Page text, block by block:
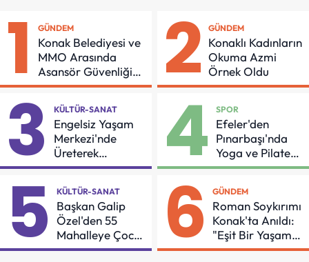
1 GÜNDEM
Konak Belediyesi ve
MMO Arasında
Asansör Güvenliği
İçin Önemli Protokol
2 GÜNDEM
Konaklı Kadınların
Okuma Azmi
Örnek Oldu
3 KÜLTÜR-SANAT
Engelsiz Yaşam
Merkezi'nde
Üreterek
Güçleniyorlar
4 SPOR
Efeler'den
Pınarbaşı'nda
Yoga ve Pilates
Buluşması
5 KÜLTÜR-SANAT
Başkan Galip
Özel'den 55
Mahalleye Çocuk
Şenliği
6 GÜNDEM
Roman Soykırımı
Konak'ta Anıldı:
"Eşit Bir Yaşam
İçin Mücadeleyi